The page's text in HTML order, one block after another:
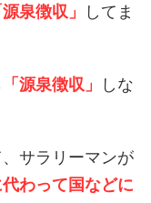
泉徴収」
してま
「源泉徴収」
しな
サラリーマンが
わって国などに